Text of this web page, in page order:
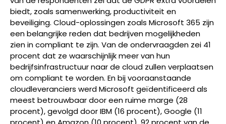
biedt, zoals samenwerking, productiviteit en
beveiliging. Cloud-oplossingen zoals Microsoft 365 zijn
een belangrijke reden dat bedrijven mogelijkheden
zien in compliant te zijn. Van de ondervraagden zei 41
procent dat ze waarschijnlijk meer van hun
bedrijfsinfrastructuur naar de cloud zullen verplaatsen
om compliant te worden. En bij vooraanstaande
cloudleveranciers werd Microsoft geïdentificeerd als
meest betrouwbaar door een ruime marge (28
procent), gevolgd door IBM (16 procent), Google (11